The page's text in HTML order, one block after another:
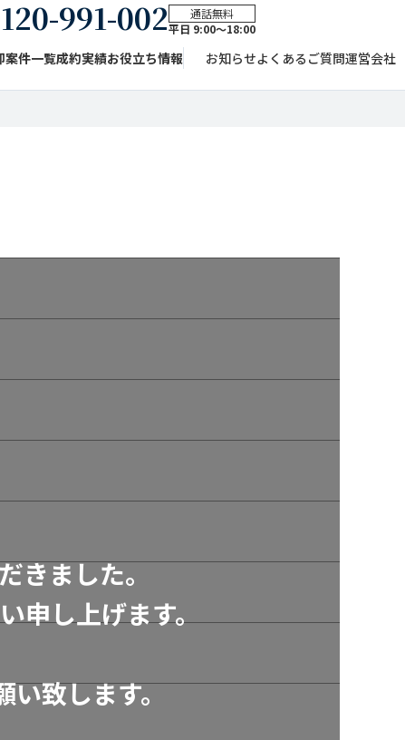
991-002
通話無料
平日 9:00〜18:00
案件一覧成約実績お役立ち情報 お知らせよくあるご質問運営会社
きました。
申し上げます。
い致します。